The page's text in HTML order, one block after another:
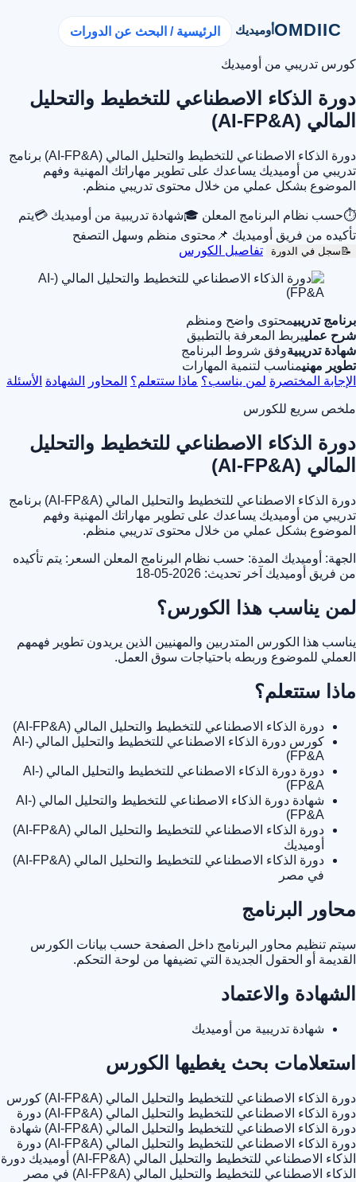
OMDIICأوميديك الرئيسية / البحث عن الدورات
كورس تدريبي من أوميديك
دورة الذكاء الاصطناعي للتخطيط والتحليل
المالي (AI-FP&A)
دورة الذكاء الاصطناعي للتخطيط والتحليل المالي (AI-FP&A) برنامج
تدريبي من أوميديك يساعدك على تطوير مهاراتك المهنية وفهم
الموضوع بشكل عملي من خلال محتوى تدريبي منظم.
⏱حسب نظام البرنامج المعلن 🎓شهادة تدريبية من أوميديك 💳يتم
تأكيده من فريق أوميديك 📌 محتوى منظم وسهل التصفح
📝 سجل في الدورة تفاصيل الكورس
برنامج تدريبيمحتوى واضح ومنظم
شرح عملييربط المعرفة بالتطبيق
شهادة تدريبيةوفق شروط البرنامج
تطوير مهنيمناسب لتنمية المهارات
الإجابة المختصرة لمن يناسب؟ ماذا ستتعلم؟ المحاور الشهادة الأسئلة
ملخص سريع للكورس
دورة الذكاء الاصطناعي للتخطيط والتحليل
المالي (AI-FP&A)
دورة الذكاء الاصطناعي للتخطيط والتحليل المالي (AI-FP&A) برنامج
تدريبي من أوميديك يساعدك على تطوير مهاراتك المهنية وفهم
الموضوع بشكل عملي من خلال محتوى تدريبي منظم.
الجهة: أوميديك المدة: حسب نظام البرنامج المعلن السعر: يتم تأكيده
من فريق أوميديك آخر تحديث: 2026-05-18
لمن يناسب هذا الكورس؟
يناسب هذا الكورس المتدربين والمهنيين الذين يريدون تطوير فهمهم
العملي للموضوع وربطه باحتياجات سوق العمل.
ماذا ستتعلم؟
دورة الذكاء الاصطناعي للتخطيط والتحليل المالي (AI-FP&A)
كورس دورة الذكاء الاصطناعي للتخطيط والتحليل المالي (AI-
FP&A)
دورة دورة الذكاء الاصطناعي للتخطيط والتحليل المالي (AI-
FP&A)
شهادة دورة الذكاء الاصطناعي للتخطيط والتحليل المالي (AI-
FP&A)
دورة الذكاء الاصطناعي للتخطيط والتحليل المالي (AI-FP&A)
أوميديك
دورة الذكاء الاصطناعي للتخطيط والتحليل المالي (AI-FP&A)
في مصر
محاور البرنامج
سيتم تنظيم محاور البرنامج داخل الصفحة حسب بيانات الكورس
القديمة أو الحقول الجديدة التي تضيفها من لوحة التحكم.
الشهادة والاعتماد
شهادة تدريبية من أوميديك
استعلامات بحث يغطيها الكورس
دورة الذكاء الاصطناعي للتخطيط والتحليل المالي (AI-FP&A)
كورس
دورة الذكاء الاصطناعي للتخطيط والتحليل المالي (AI-FP&A)
دورة
دورة الذكاء الاصطناعي للتخطيط والتحليل المالي (AI-FP&A)
شهادة
دورة الذكاء الاصطناعي للتخطيط والتحليل المالي (AI-FP&A)
دورة
الذكاء الاصطناعي للتخطيط والتحليل المالي (AI-FP&A) أوميديك
دورة
الذكاء الاصطناعي للتخطيط والتحليل المالي (AI-FP&A) في مصر